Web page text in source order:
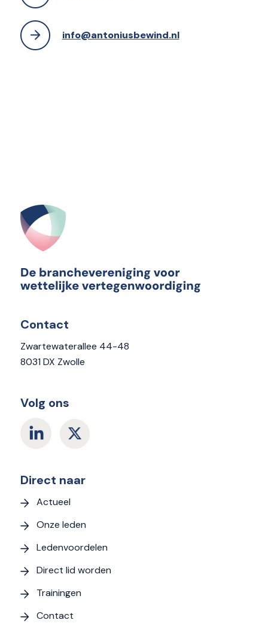
info@antoniusbewind.nl
Contact
Zwartewaterallee 44-48
8031 DX Zwolle
Volg ons
Direct naar
Actueel
Onze leden
Ledenvoordelen
Direct lid worden
Trainingen
Contact